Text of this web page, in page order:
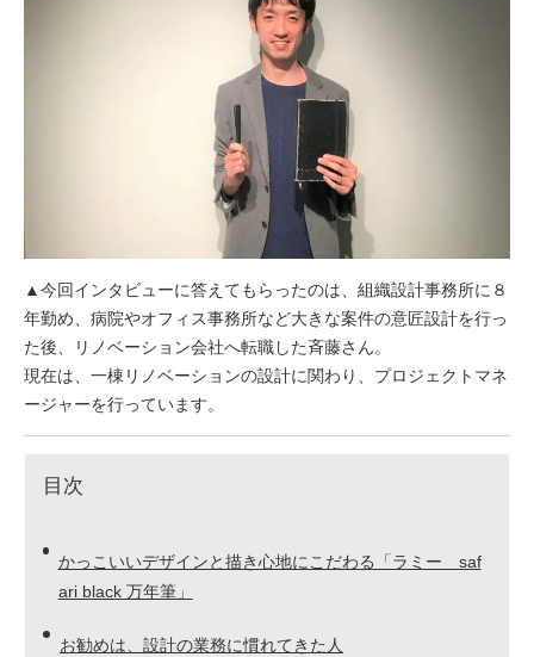
▲今回インタビューに答えてもらったのは、組織設計事務所に８
年勤め、病院やオフィス事務所など大きな案件の意匠設計を行っ
た後、リノベーション会社へ転職した斉藤さん。
現在は、一棟リノベーションの設計に関わり、プロジェクトマネ
ージャーを行っています。
目次
かっこいいデザインと描き心地にこだわる「ラミー saf
ari black 万年筆」
お勧めは、設計の業務に慣れてきた人